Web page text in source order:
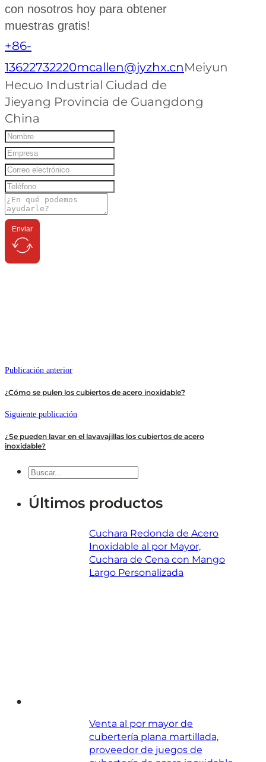
con nosotros hoy para obtener
muestras gratis!
+86-
13622732220mcallen@jyzhx.cnMeiyun
Hecuo Industrial Ciudad de
Jieyang Provincia de Guangdong
China
Enviar
Publicación anterior
¿Cómo se pulen los cubiertos de acero inoxidable?
Siguiente publicación
¿Se pueden lavar en el lavavajillas los cubiertos de acero
inoxidable?
Buscar
Últimos productos
Cuchara Redonda de Acero
Inoxidable al por Mayor,
Cuchara de Cena con Mango
Largo Personalizada
Venta al por mayor de
cubertería plana martillada,
proveedor de juegos de